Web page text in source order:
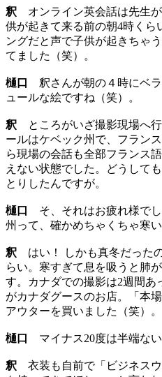
釈 オンライン英会話は先生
供が起きて来る前の朝4時く
ングだと声で子供が起きちゃ
てました（笑）。
樋口
釈さんが朝の４時にベ
ュールな絵ですね（笑）。
釈 ところがいざ撮影現場へ
ールはケベック州で、フラン
ら現場の会話も全部フランス
えない状態でした。どうして
とりしたんですが。
樋口
そ、それはお疲れ様で
州って、確かめちゃくちゃ寒
釈 はい！ しかも真冬だった
らい。寒すぎて息を吸うと肺
す。カナダでの撮影は2週間
がカナダグースのお店。「本
アウターを買いました（笑）。
樋口 マイナス20度は半端ない
釈 衣装も自前で「ビジネス